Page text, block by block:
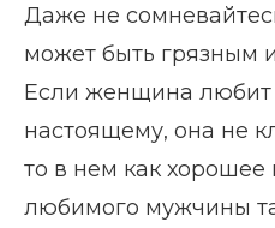
Даже не
может быть грязным
Если женщина любит
настоящему, она не
то в нем как хорошее
любимого мужчины